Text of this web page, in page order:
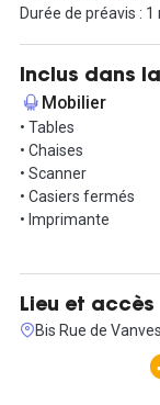
À proximité
restaurants (Via
que des
déjeuner.
Ce bureau vous
pour organiser une
Durée de préavis : 1
Inclus dans
Mobilier
• Tables
• Chaises
• Scanner
• Casiers fermés
• Imprimante
Lieu et accès
Bis Rue de